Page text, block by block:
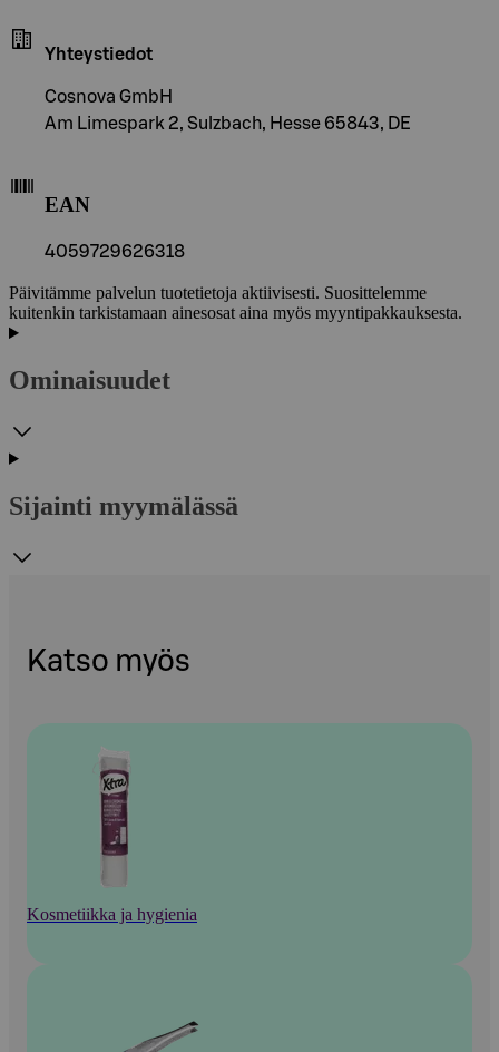
Yhteystiedot
Cosnova GmbH
Am Limespark 2, Sulzbach, Hesse 65843, DE
EAN
4059729626318
Päivitämme palvelun tuotetietoja aktiivisesti. Suosittelemme
kuitenkin tarkistamaan ainesosat aina myös myyntipakkauksesta.
Ominaisuudet
Sijainti myymälässä
Katso myös
Kosmetiikka ja hygienia